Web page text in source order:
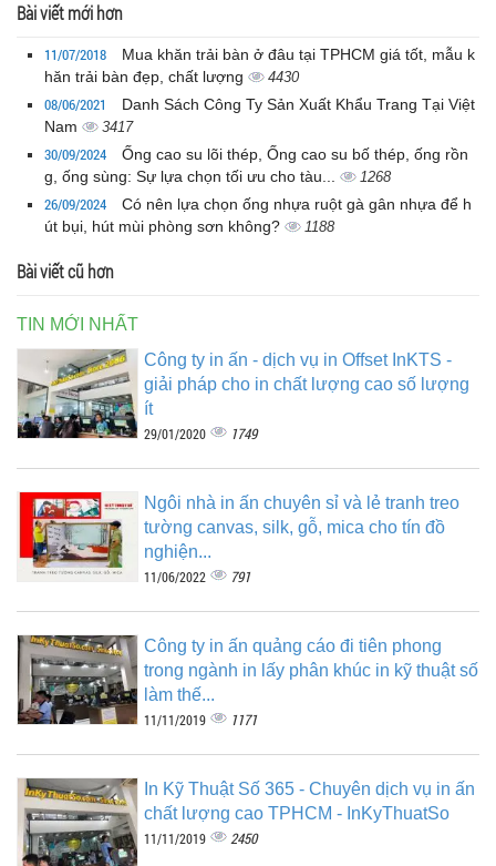
Bài viết mới hơn
11/07/2018
Mua khăn trải bàn ở đâu tại TPHCM giá tốt, mẫu k
hăn trải bàn đẹp, chất lượng
4430
08/06/2021
Danh Sách Công Ty Sản Xuất Khẩu Trang Tại Việt
Nam
3417
30/09/2024
Ống cao su lõi thép, Ống cao su bố thép, ống rồn
g, ống sùng: Sự lựa chọn tối ưu cho tàu...
1268
26/09/2024
Có nên lựa chọn ống nhựa ruột gà gân nhựa để h
út bụi, hút mùi phòng sơn không?
1188
Bài viết cũ hơn
TIN MỚI NHẤT
Công ty in ấn - dịch vụ in Offset InKTS -
giải pháp cho in chất lượng cao số lượng
ít
29/01/2020 1749
Ngôi nhà in ấn chuyên sỉ và lẻ tranh treo
tường canvas, silk, gỗ, mica cho tín đồ
nghiện...
11/06/2022 791
Công ty in ấn quảng cáo đi tiên phong
trong ngành in lấy phân khúc in kỹ thuật số
làm thế...
11/11/2019 1171
In Kỹ Thuật Số 365 - Chuyên dịch vụ in ấn
chất lượng cao TPHCM - InKyThuatSo
11/11/2019 2450